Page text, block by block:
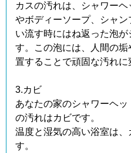
カスの汚れは、シャワー
やボディーソープ、シャ
い流す時にはね返った泡
す。この泡には、人間の
置することで頑固な汚れに
3.カビ
あなたの家のシャワーヘ
の汚れはカビです。
温度と湿気の高い浴室は
す。